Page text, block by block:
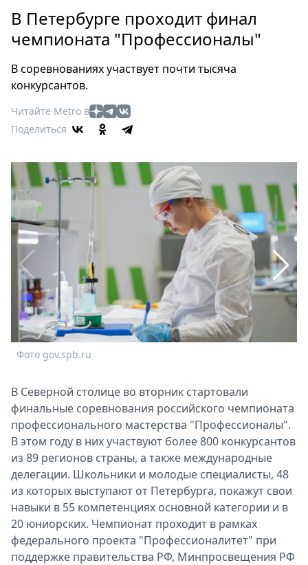
Россия
Мир
Еда
Мода
Театр
Афиша
Книги
Выставки
Пресс-
релизы
Metro
Стримы
Спецпроекты
Звезды
Выборы
Скачай
Metro
В Петербурге проходит финал
чемпионата "Профессионалы"
В соревнованиях участвует почти тысяча
конкурсантов.
Читайте Metro в
Поделиться
Фото gov.spb.ru
В Северной столице во вторник стартовали
финальные соревнования российского чемпионата
профессионального мастерства "Профессионалы".
В этом году в них участвуют более 800 конкурсантов
из 89 регионов страны, а также международные
делегации. Школьники и молодые специалисты, 48
из которых выступают от Петербурга, покажут свои
навыки в 55 компетенциях основной категории и в
20 юниорских. Чемпионат проходит в рамках
федерального проекта "Профессионалитет" при
поддержке правительства РФ, Минпросвещения РФ